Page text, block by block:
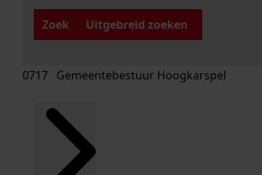
Zoek
Uitgebreid zoeken
0717 Gemeentebestuur Hoogkarspel